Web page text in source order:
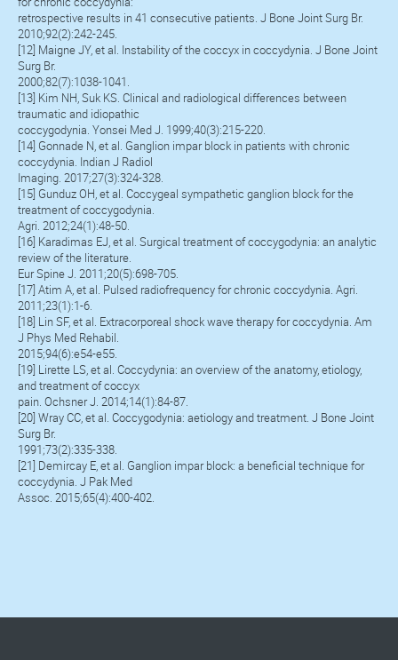
retrospective results in 41 consecutive patients. J Bone Joint Surg Br.
2010;92(2):242-245.
[12] Maigne JY, et al. Instability of the coccyx in coccydynia. J Bone Joint
Surg Br.
2000;82(7):1038-1041.
[13] Kim NH, Suk KS. Clinical and radiological differences between
traumatic and idiopathic
coccygodynia. Yonsei Med J. 1999;40(3):215-220.
[14] Gonnade N, et al. Ganglion impar block in patients with chronic
coccydynia. Indian J Radiol
Imaging. 2017;27(3):324-328.
[15] Gunduz OH, et al. Coccygeal sympathetic ganglion block for the
treatment of coccygodynia.
Agri. 2012;24(1):48-50.
[16] Karadimas EJ, et al. Surgical treatment of coccygodynia: an analytic
review of the literature.
Eur Spine J. 2011;20(5):698-705.
[17] Atim A, et al. Pulsed radiofrequency for chronic coccydynia. Agri.
2011;23(1):1-6.
[18] Lin SF, et al. Extracorporeal shock wave therapy for coccydynia. Am
J Phys Med Rehabil.
2015;94(6):e54-e55.
[19] Lirette LS, et al. Coccydynia: an overview of the anatomy, etiology,
and treatment of coccyx
pain. Ochsner J. 2014;14(1):84-87.
[20] Wray CC, et al. Coccygodynia: aetiology and treatment. J Bone Joint
Surg Br.
1991;73(2):335-338.
[21] Demircay E, et al. Ganglion impar block: a beneficial technique for
coccydynia. J Pak Med
Assoc. 2015;65(4):400-402.